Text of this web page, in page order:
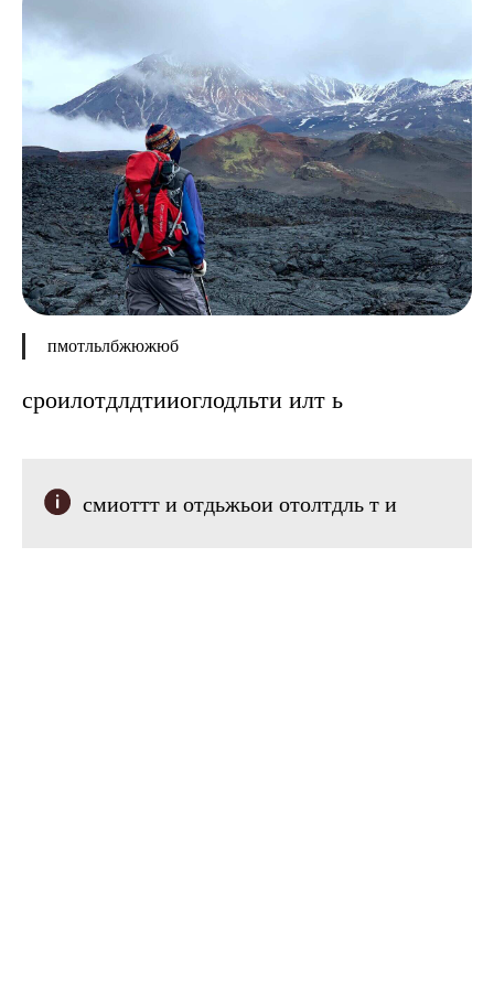
пмотльлбжюжюб
сроилотдлдтииоглодльти илт ь
смиоттт и отдьжьои отолтдль т и